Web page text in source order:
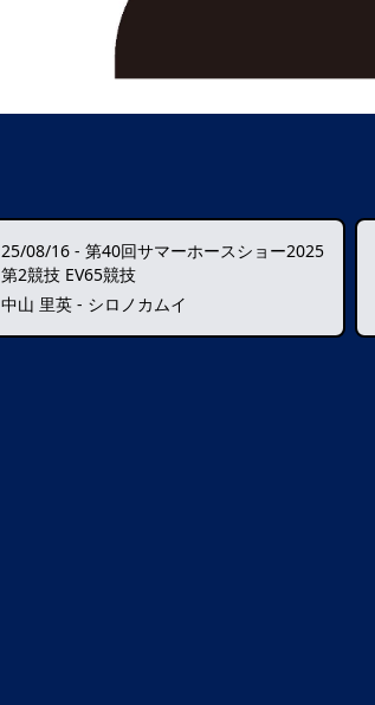
25/08/16 - 第40回サマーホースショー2025
第2競技 EV65競技
中山 里英 - シロノカムイ